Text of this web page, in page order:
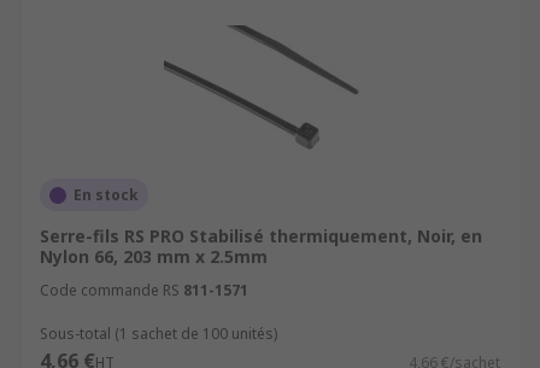
En stock
Serre-fils RS PRO Stabilisé thermiquement, Noir, en
Nylon 66, 203 mm x 2.5mm
Code commande RS 811-1571
Sous-total (1 sachet de 100 unités)
4,66 €HT 4,66 €/sachet